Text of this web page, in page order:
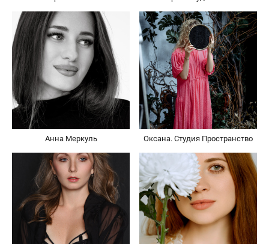
Анна Меркуль Оксана. Студия Пространство